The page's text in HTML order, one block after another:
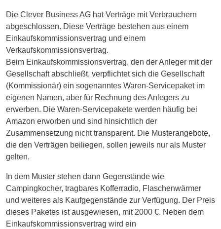
Die Clever Business AG hat Verträge mit Verbrauchern
abgeschlossen. Diese Verträge bestehen aus einem
Einkaufskommissionsvertrag und einem
Verkaufskommissionsvertrag.
Beim Einkaufskommissionsvertrag, den der Anleger mit der
Gesellschaft abschließt, verpflichtet sich die Gesellschaft
(Kommissionär) ein sogenanntes Waren-Servicepaket im
eigenen Namen, aber für Rechnung des Anlegers zu
erwerben. Die Waren-Servicepakete werden häufig bei
Amazon erworben und sind hinsichtlich der
Zusammensetzung nicht transparent. Die Musterangebote,
die den Verträgen beiliegen, sollen jeweils nur als Muster
gelten.
In dem Muster stehen dann Gegenstände wie
Campingkocher, tragbares Kofferradio, Flaschenwärmer
und weiteres als Kaufgegenstände zur Verfügung. Der Preis
dieses Paketes ist ausgewiesen, mit 2000 €. Neben dem
Einkaufskommissionsvertrag wird ein